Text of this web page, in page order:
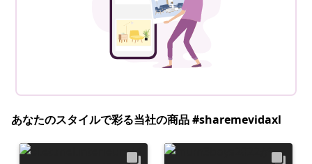
あなたのスタイルで彩る当社の商品 #sharemevidaxl